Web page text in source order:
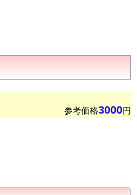
参考価格3000円